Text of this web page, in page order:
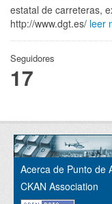
estatal de carreteras,
http://www.dgt.es/ leer
Seguidores
17
Acerca de Punto de
CKAN Association